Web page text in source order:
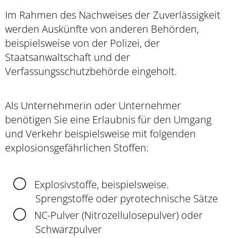
Im Rahmen des Nachweises der Zuverlässigkeit
werden Auskünfte von anderen Behörden,
beispielsweise von der Polizei, der
Staatsanwaltschaft und der
Verfassungsschutzbehörde eingeholt.
Als Unternehmerin oder Unternehmer
benötigen Sie eine Erlaubnis für den Umgang
und Verkehr beispielsweise mit folgenden
explosionsgefährlichen Stoffen:
Explosivstoffe, beispielsweise.
Sprengstoffe oder pyrotechnische Sätze
NC-Pulver (Nitrozellulosepulver) oder
Schwarzpulver